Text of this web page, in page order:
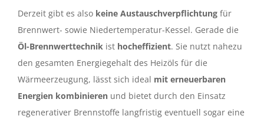
Derzeit gibt es also keine Austauschverpflichtung für
Brennwert- sowie Niedertemperatur-Kessel. Gerade die
Öl-Brennwerttechnik ist hocheffizient. Sie nutzt nahezu
den gesamten Energiegehalt des Heizöls für die
Wärmeerzeugung, lässt sich ideal mit erneuerbaren
Energien kombinieren und bietet durch den Einsatz
regenerativer Brennstoffe langfristig eventuell sogar eine